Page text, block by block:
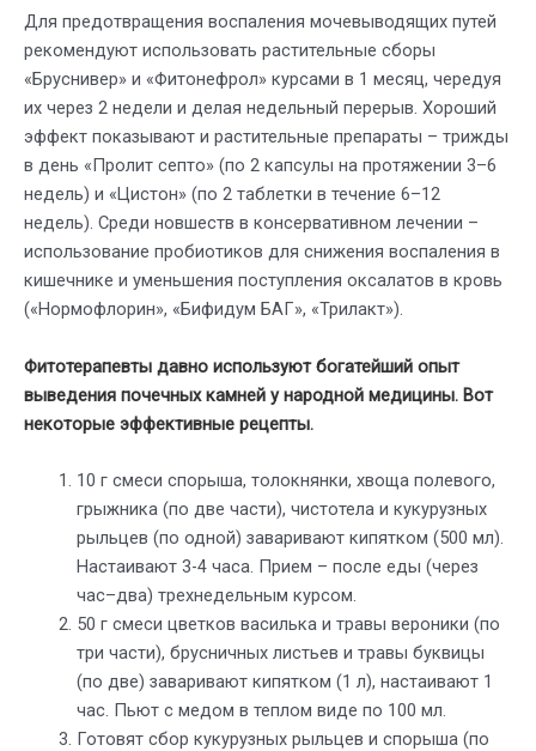
Для предотвращения воспаления мочевыводящих путей
рекомендуют использовать растительные сборы
«Бруснивер» и «Фитонефрол» курсами в 1 месяц, чередуя
их через 2 недели и делая недельный перерыв. Хороший
эффект показывают и растительные препараты – трижды
в день «Пролит септо» (по 2 капсулы на протяжении 3–6
недель) и «Цистон» (по 2 таблетки в течение 6–12
недель). Среди новшеств в консервативном лечении –
использование пробиотиков для снижения воспаления в
кишечнике и уменьшения поступления оксалатов в кровь
(«Нормофлорин», «Бифидум БАГ», «Трилакт»).
Фитотерапевты давно используют богатейший опыт
выведения почечных камней у народной медицины. Вот
некоторые эффективные рецепты.
10 г смеси спорыша, толокнянки, хвоща полевого,
грыжника (по две части), чистотела и кукурузных
рыльцев (по одной) заваривают кипятком (500 мл).
Настаивают 3-4 часа. Прием – после еды (через
час–два) трехнедельным курсом.
50 г смеси цветков василька и травы вероники (по
три части), брусничных листьев и травы буквицы
(по две) заваривают кипятком (1 л), настаивают 1
час. Пьют с медом в теплом виде по 100 мл.
Готовят сбор кукурузных рыльцев и спорыша (по